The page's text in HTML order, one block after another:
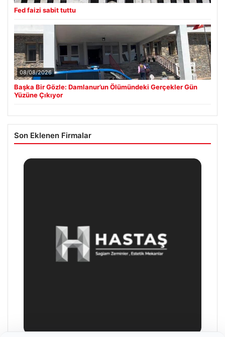
Fed faizi sabit tuttu
08/08/2026
Başka Bir Gözle: Damlanur’un Ölümündeki Gerçekler Gün
Yüzüne Çıkıyor
Son Eklenen Firmalar